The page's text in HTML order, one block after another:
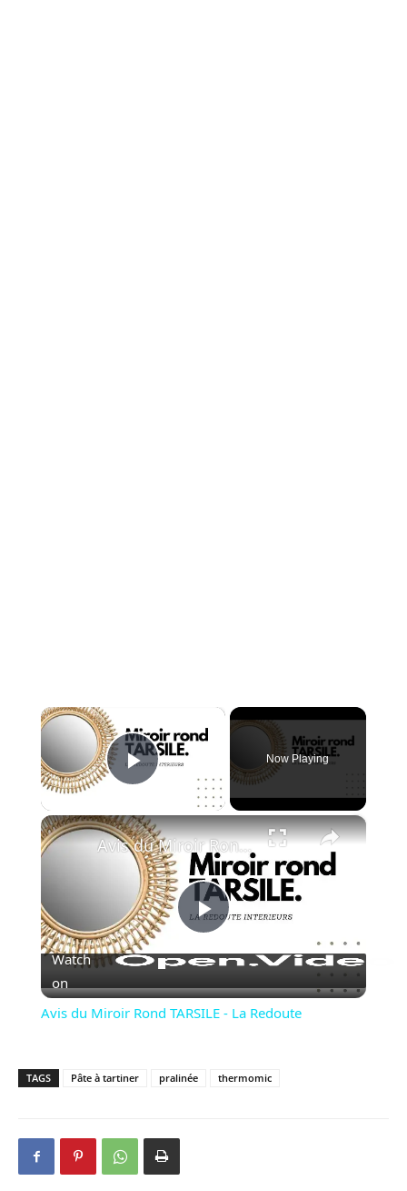
×
Play Video
Now Playing
×
Play
Video
Avis du Miroir Rond TARSILE - La Redoute
Watch
on
Avis du Miroir Rond TARSILE - La Redoute
TAGS Pâte à tartiner pralinée thermomic